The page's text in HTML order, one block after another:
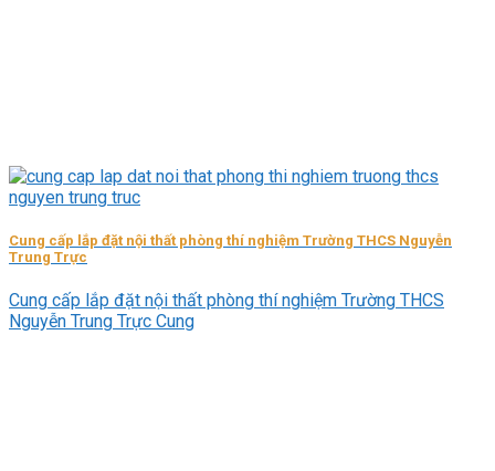
Cung cấp lắp đặt nội thất phòng thí nghiệm Trường THCS Nguyễn
Trung Trực
Cung cấp lắp đặt nội thất phòng thí nghiệm Trường THCS
Nguyễn Trung Trực Cung